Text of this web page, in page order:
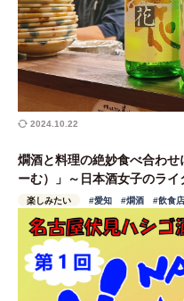
2024.10.22
燗酒と料理の絶妙食べ合わ
ーむ）」～日本酒女子のラ
#1～
楽しみたい #愛知 #燗酒 #飲食店